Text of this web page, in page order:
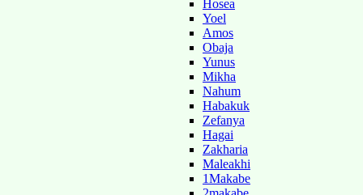
Hosea
Yoel
Amos
Obaja
Yunus
Mikha
Nahum
Habakuk
Zefanya
Hagai
Zakharia
Maleakhi
1Makabe